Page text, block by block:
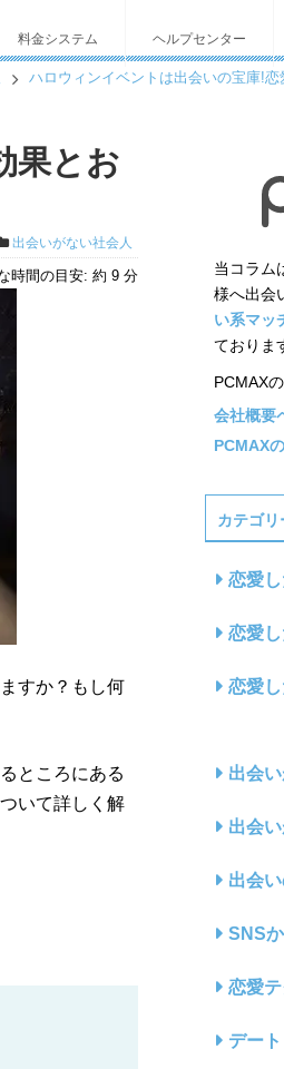
料金システム ヘルプセンター
ハロウィンイベントは出会いの宝庫!
果とお
出会いがない社会人
時間の目安: 約 9 分
すか？もし何
ところにある
いて詳しく解
当コラム
様へ出会
い系マッ
ておりま
PCMAX
会社概要
PCMAX
カテゴリ
恋愛
恋愛
恋愛
出会
出会
出会
SNS
恋愛
デート